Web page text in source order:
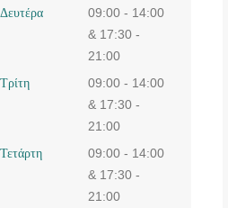
Δευτέρα
09:00 - 14:00
& 17:30 -
21:00
Τρίτη
09:00 - 14:00
& 17:30 -
21:00
Τετάρτη
09:00 - 14:00
& 17:30 -
21:00